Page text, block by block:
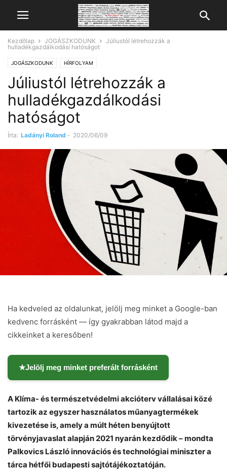
Kezdőlap JOGÁSZKODUNK
Júliustól létrehozzák a
hulladékgazdálkodási hatóságot
JOGÁSZKODUNK HÍRFOLYAM
Júliustól létrehozzák a
hulladékgazdálkodási
hatóságot
Írta: Ladányi Roland - 2020/06/09
Ha kedveled az oldalunkat, jelölj meg minket a Google-ban
kedvenc forrásként — így gyakrabban látod majd a
cikkeinket a keresőben!
★Jelölj meg minket preferált forrásként
A Klíma- és természetvédelmi akcióterv vállalásai közé
tartozik az egyszer használatos műanyagtermékek
kivezetése is, amely a múlt héten benyújtott
törvényjavaslat alapján 2021 nyarán kezdődik – mondta
Palkovics László innovációs és technológiai miniszter a
tárca hétfői budapesti sajtótájékoztatóján.